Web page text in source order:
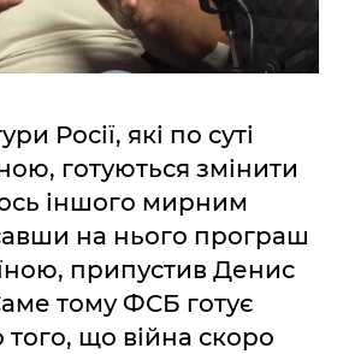
Росії, які по суті
готуються змінити
іншого мирним
на нього програш
припустив Денис
тому ФСБ готує
що війна скоро